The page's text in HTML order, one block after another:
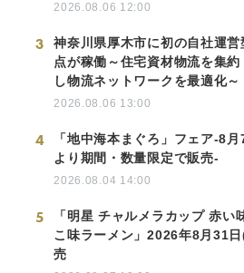
2026.08.06 12:00
3
神奈川県厚木市に初の自社運営
点が稼働～住宅資材物流を集
し物流ネットワークを最適化～
2026.08.06 13:00
4
「地中海本まぐろ」フェア-8月
より期間・数量限定で販売-
2026.08.04 14:00
5
「明星 チャルメラカップ 赤い
こ味ラーメン」2026年8月31
売